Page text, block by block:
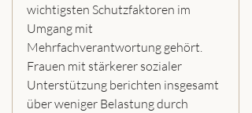
wichtigsten Schutzfaktoren im
Umgang mit
Mehrfachverantwortung gehört.
Frauen mit stärkerer sozialer
Unterstützung berichten insgesamt
über weniger Belastung durch